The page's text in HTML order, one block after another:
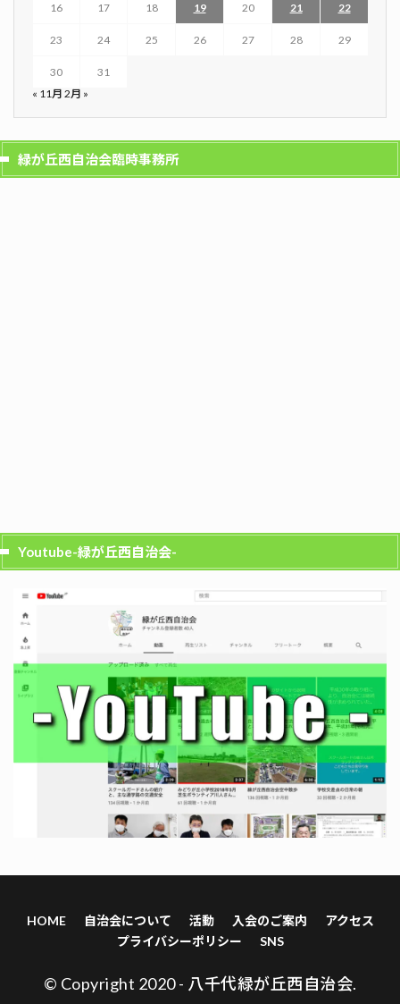
16 17 18 19 20 21 22
23 24 25 26 27 28 29
30
31
« 11月 2月 »
緑が丘西自治会臨時事務所
Youtube-緑が丘西自治会-
HOME 自治会について 活動 入会のご案内
アクセス
プライバシーポリシー
SNS
© Copyright 2020 - 八千代緑が丘西自治会.